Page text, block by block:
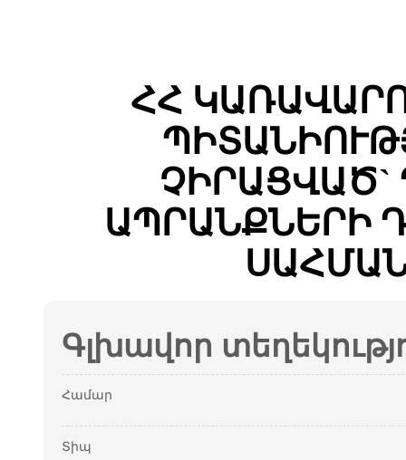
ՀՀ
ՉԻՐԱՑՎԱԾ`
ԱՊՐԱՆՔՆԵՐԻ
Գլխավոր
Համար
Տիպ